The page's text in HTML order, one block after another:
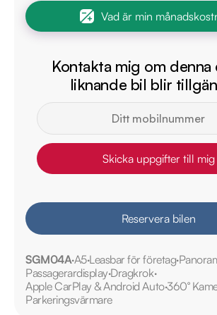
Vad är min
Kontakta mig om denna
liknande bil blir
Skicka uppgifter till mig
Reservera bilen
SGM04AA5Leasbar för företag
Passagerardisplay Dragkrok
Apple CarPlay & Android Auto360°
Parkeringsvärmare